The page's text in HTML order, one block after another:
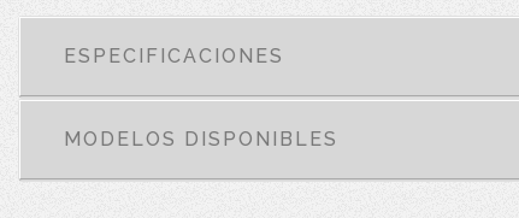
ESPECIFICACIONES
MODELOS DISPONIBLES